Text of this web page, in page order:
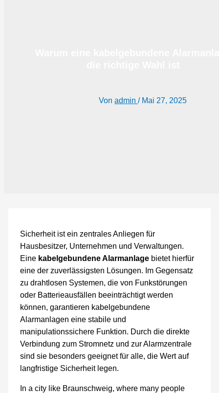
Von admin / Mai 27, 2025
Sicherheit ist ein zentrales Anliegen für
Hausbesitzer, Unternehmen und Verwaltungen.
Eine kabelgebundene Alarmanlagebietet hierfür
eine der zuverlässigsten Lösungen. Im Gegensatz
zu drahtlosen Systemen, die von Funkstörungen
oder Batterieausfällen beeinträchtigt werden
können, garantieren kabelgebundene
Alarmanlagen eine stabile und
manipulationssichere Funktion. Durch die direkte
Verbindung zum Stromnetz und zur Alarmzentrale
sind sie besonders geeignet für alle, die Wert auf
langfristige Sicherheit legen.
In a city like Braunschweig, where many people